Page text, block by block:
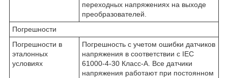
переходных напряжениях на выходе
преобразователей.
Погрешности
Погрешности в
эталонных
условиях
Погрешность с учетом ошибки датчиков
напряжения в соответствии с IEC
61000-4-30 Класс-A. Все датчики
напряжения работают при постоянном